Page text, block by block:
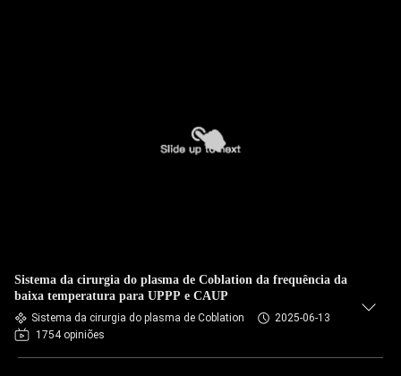
Sistema da cirurgia do plasma de Coblation da frequência da
baixa temperatura para UPPP e CAUP
Sistema da cirurgia do plasma de Coblation
2025-06-13
1754 opiniões